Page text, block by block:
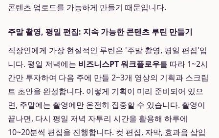
콘텐츠 업로드를 가능하게 만들기 때문입니다.
주말 촬영, 평일 편집: 지속 가능한 콘텐츠 루틴 만들기
직장인에게 가장 현실적인 루틴은 '주말 촬영, 평일 편집'입
니다. 평일 저녁에는 비즈니스PT 워크플로우를 따라 1~2시
간만 투자하여 다음 주에 만들 2~3개 영상의 기획과 스크립
트 초안을 완성합니다. 이렇게 기획이 미리 준비되어 있으
면, 주말에는 촬영에만 온전히 집중할 수 있습니다. 촬영이
끝나면, 다시 평일 저녁 자투리 시간을 활용해 하루에
10~20분씩 편집을 진행합니다. 컷 편집, 자막, 효과음 삽입